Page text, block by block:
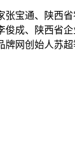
张宝通、陕西
俊成、陕西省
网创始人苏